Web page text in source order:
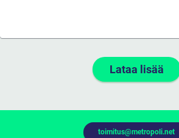
Lataa lisää
toimitus@metropoli.net